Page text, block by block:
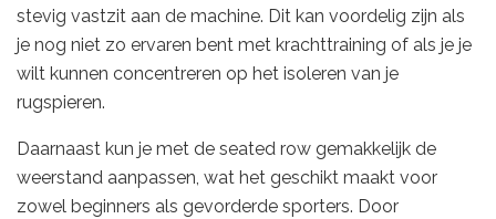
stevig vastzit aan de machine. Dit kan voordelig zijn als
je nog niet zo ervaren bent met krachttraining of als je je
wilt kunnen concentreren op het isoleren van je
rugspieren.
Daarnaast kun je met de seated row gemakkelijk de
weerstand aanpassen, wat het geschikt maakt voor
zowel beginners als gevorderde sporters. Door